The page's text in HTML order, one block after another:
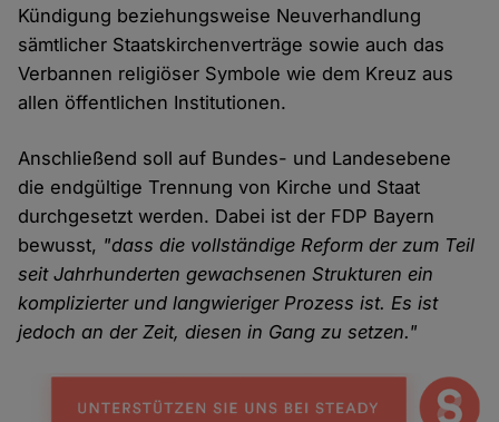
Kündigung beziehungsweise Neuverhandlung
sämtlicher Staatskirchenverträge sowie auch das
Verbannen religiöser Symbole wie dem Kreuz aus
allen öffentlichen Institutionen.
Anschließend soll auf Bundes- und Landesebene
die endgültige Trennung von Kirche und Staat
durchgesetzt werden. Dabei ist der FDP Bayern
bewusst, "dass die vollständige Reform der zum Teil
seit Jahrhunderten gewachsenen Strukturen ein
komplizierter und langwieriger Prozess ist. Es ist
jedoch an der Zeit, diesen in Gang zu setzen."